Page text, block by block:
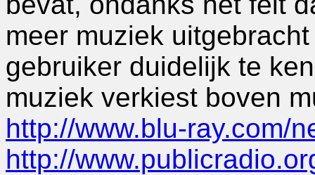
meer muziek
gebruiker duidelijk te
muziek verkiest boven
http://www.blu-ray.com/
http://